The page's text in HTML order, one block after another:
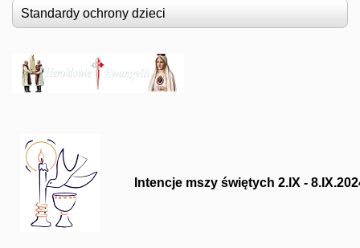
Standardy ochrony dzieci
Intencje mszy świętych 2.IX -